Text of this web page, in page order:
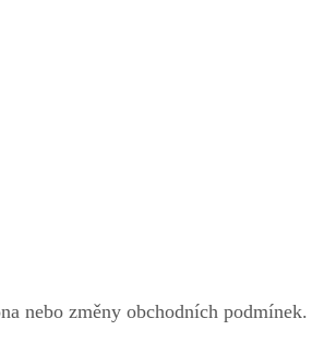
nebo změny obchodních podmínek.